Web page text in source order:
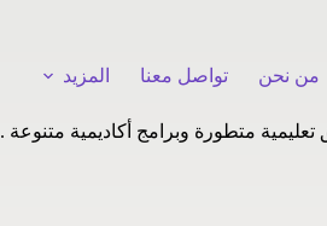
من نحن تواصل معنا المزيد
متطورة وبرامج أكاديمية متنوعة .